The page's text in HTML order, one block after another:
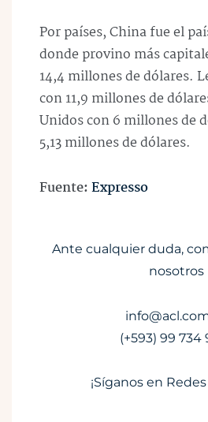
Por países, China fue el
donde provino más
14,4 millones de dólares.
con 11,9 millones de
Unidos con 6 millones de
5,13 millones de dólares.
Fuente:Expresso
Ante cualquier duda,
nosotros
(+593) 99 734
¡Síganos en